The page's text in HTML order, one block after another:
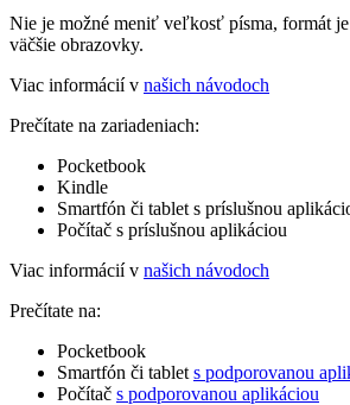
Nie je možné meniť veľkosť písma, formát
väčšie obrazovky.
Viac informácií v našich návodoch
Prečítate na zariadeniach:
Pocketbook
Kindle
Smartfón či tablet s príslušnou
Počítač s príslušnou aplikáciou
Viac informácií v našich návodoch
Prečítate na:
Pocketbook
Smartfón či tablet s podporovanou
Počítač s podporovanou aplikáciou